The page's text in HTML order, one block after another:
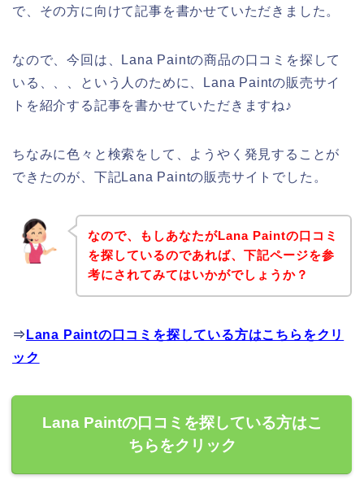
で、その方に向けて記事を書かせていただきました。
なので、今回は、Lana Paintの商品の口コミを探して
いる、、、という人のために、Lana Paintの販売サイ
トを紹介する記事を書かせていただきますね♪
ちなみに色々と検索をして、ようやく発見することが
できたのが、下記Lana Paintの販売サイトでした。
なので、もしあなたがLana Paintの口コミ
を探しているのであれば、下記ページを参
考にされてみてはいかがでしょうか？
⇒ Lana Paintの口コミを探している方はこちらをクリ
ック
Lana Paintの口コミを探している方はこ
ちらをクリック